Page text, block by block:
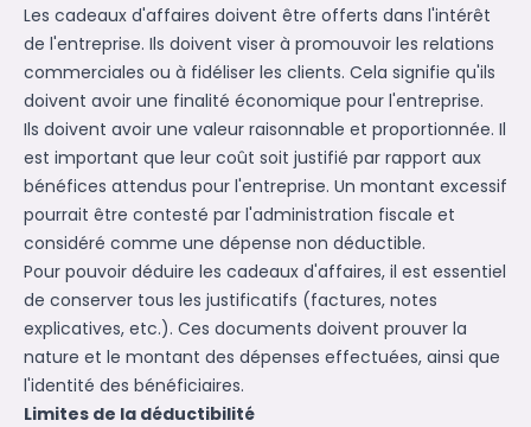
Les cadeaux d'affaires doivent être offerts dans l'intérêt
de l'entreprise. Ils doivent viser à promouvoir les relations
commerciales ou à fidéliser les clients. Cela signifie qu'ils
doivent avoir une finalité économique pour l'entreprise.
Ils doivent avoir une valeur raisonnable et proportionnée. Il
est important que leur coût soit justifié par rapport aux
bénéfices attendus pour l'entreprise. Un montant excessif
pourrait être contesté par l'administration fiscale et
considéré comme une dépense non déductible.
Pour pouvoir déduire les cadeaux d'affaires, il est essentiel
de conserver tous les justificatifs (factures, notes
explicatives, etc.). Ces documents doivent prouver la
nature et le montant des dépenses effectuées, ainsi que
l'identité des bénéficiaires.
Limites de la déductibilité